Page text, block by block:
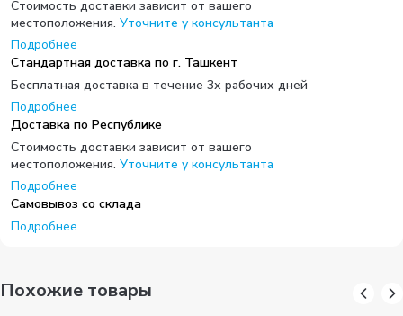
Стоимость доставки зависит от вашего
местоположения. Уточните у консультанта
Подробнее
Стандартная доставка по г. Ташкент
Бесплатная доставка в течение 3х рабочих дней
Подробнее
Доставка по Республике
Стоимость доставки зависит от вашего
местоположения. Уточните у консультанта
Подробнее
Самовывоз со склада
Подробнее
Похожие товары